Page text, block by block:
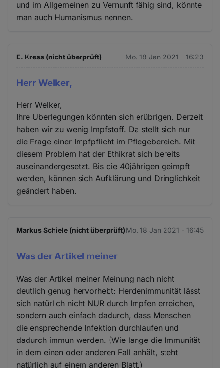
und im Allgemeinen zu Vernunft fähig sind, könnte
man auch Humanismus nennen.
E. Kress (nicht überprüft) Mo. 18 Jan 2021 - 16:23
Herr Welker,
Herr Welker,
Ihre Überlegungen könnten sich erübrigen. Derzeit
haben wir zu wenig Impfstoff. Da stellt sich nur
die Frage einer Impfpflicht im Pflegebereich. Mit
diesem Problem hat der Ethikrat sich bereits
auseinandergesetzt. Bis die 40jährigen geimpft
werden, können sich Aufklärung und Dringlichkeit
geändert haben.
Markus Schiele (nicht überprüft)Mo. 18 Jan 2021 - 16:45
Was der Artikel meiner
Was der Artikel meiner Meinung nach nicht
deutlich genug hervorhebt: Herdenimmunität lässt
sich natürlich nicht NUR durch Impfen erreichen,
sondern auch einfach dadurch, dass Menschen
die ensprechende Infektion durchlaufen und
dadurch immun werden. (Wie lange die Immunität
in dem einen oder anderen Fall anhält, steht
natürlich auf einem anderen Blatt.)